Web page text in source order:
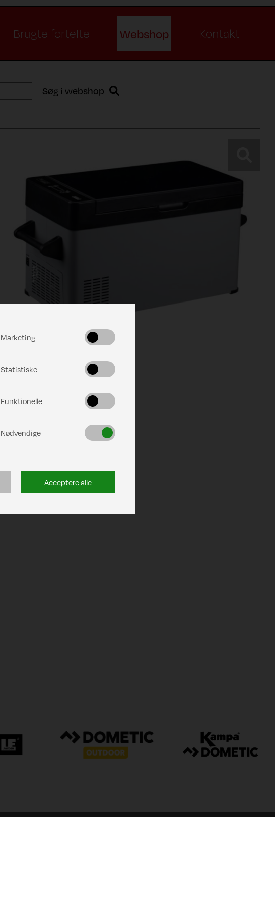
Brugte fortelte Webshop Kontakt
Søg i webshop
Marketing
Statistiske
Funktionelle
Nødvendige
Acceptere alle